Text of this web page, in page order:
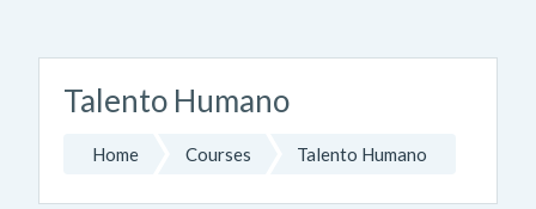
Talento Humano
Home Courses Talento Humano